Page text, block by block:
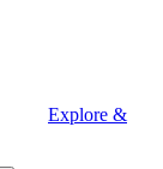
Explore &